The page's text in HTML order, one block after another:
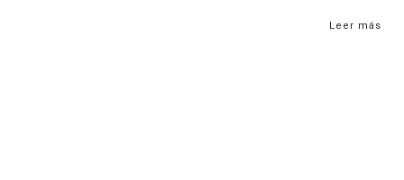
Leer más